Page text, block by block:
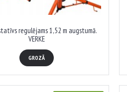
regulējams 1,52 m augstumā.
VERKE
GROZĀ